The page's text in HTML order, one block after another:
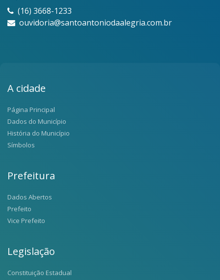
(16) 3668-1233
ouvidoria@santoantoniodaalegria.com.br
A cidade
Página Principal
Dados do Município
História do Município
Símbolos
Prefeitura
Dados Abertos
Prefeito
Vice Prefeito
Legislação
Constituição Estadual